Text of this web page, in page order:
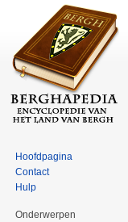
Hoofdpagina
Contact
Hulp
Onderwerpen